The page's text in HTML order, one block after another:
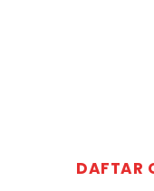
DAFTAR